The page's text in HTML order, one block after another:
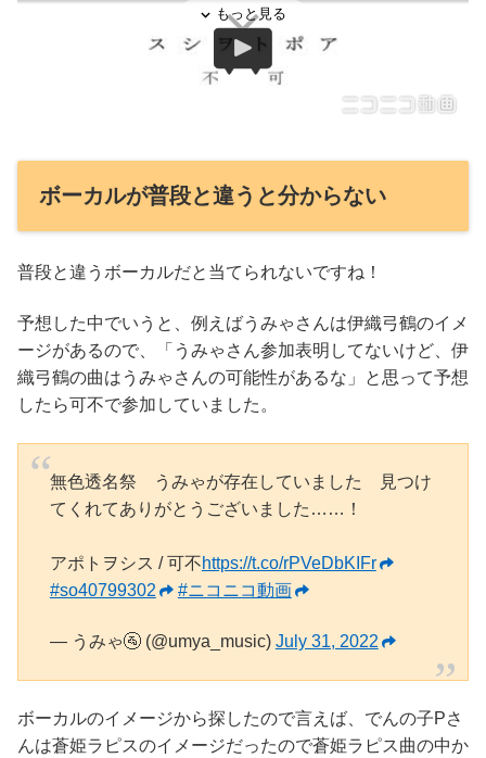
ボーカルが普段と違うと分からない
普段と違うボーカルだと当てられないですね！
予想した中でいうと、例えばうみゃさんは伊織弓鶴のイメ
ージがあるので、「うみゃさん参加表明してないけど、伊
織弓鶴の曲はうみゃさんの可能性があるな」と思って予想
したら可不で参加していました。
無色透名祭 うみゃが存在していました 見つけ
てくれてありがとうございました……！
アポトヲシス / 可不https://t.co/rPVeDbKIFr
#so40799302
#ニコニコ動画
— うみゃ🚰 (@umya_music) July 31, 2022
ボーカルのイメージから探したので言えば、でんの子Pさ
んは蒼姫ラピスのイメージだったので蒼姫ラピス曲の中か